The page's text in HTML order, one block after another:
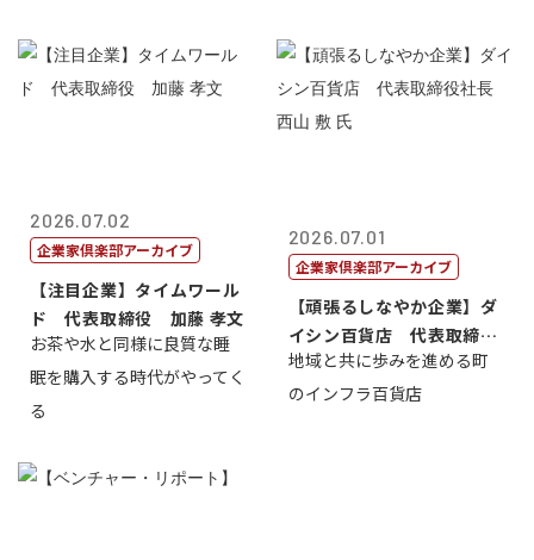
2026.07.02
企業家倶楽部アーカイブ
【注目企業】タイムワール
ド 代表取締役 加藤 孝文
お茶や水と同様に良質な睡
眠を購入する時代がやってく
る
2026.07.01
企業家倶楽部アーカイブ
【頑張るしなやか企業】ダ
イシン百貨店 代表取締役
社長 西山 ...
地域と共に歩みを進める町
のインフラ百貨店